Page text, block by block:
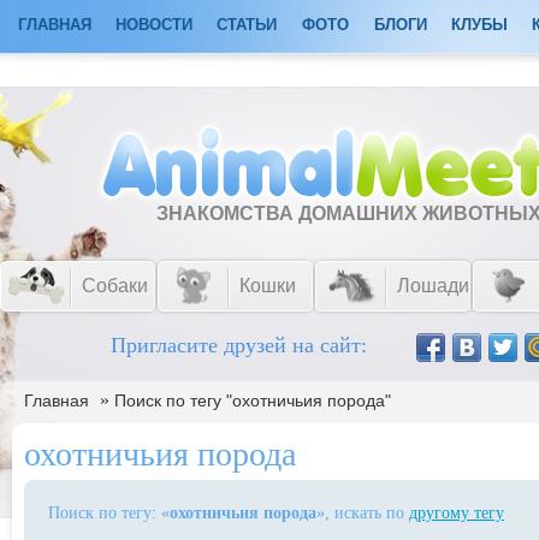
ГЛАВНАЯ НОВОСТИ СТАТЬИ ФОТО БЛОГИ КЛУБЫ
ЗНАКОМСТВА ДОМАШНИХ
Собаки Кошки Лошади
Пригласите друзей на сайт:
Главная » Поиск по тегу "охотничьия порода"
охотничьия порода
Поиск по тегу: «охотничьия порода», искать по другому тегу